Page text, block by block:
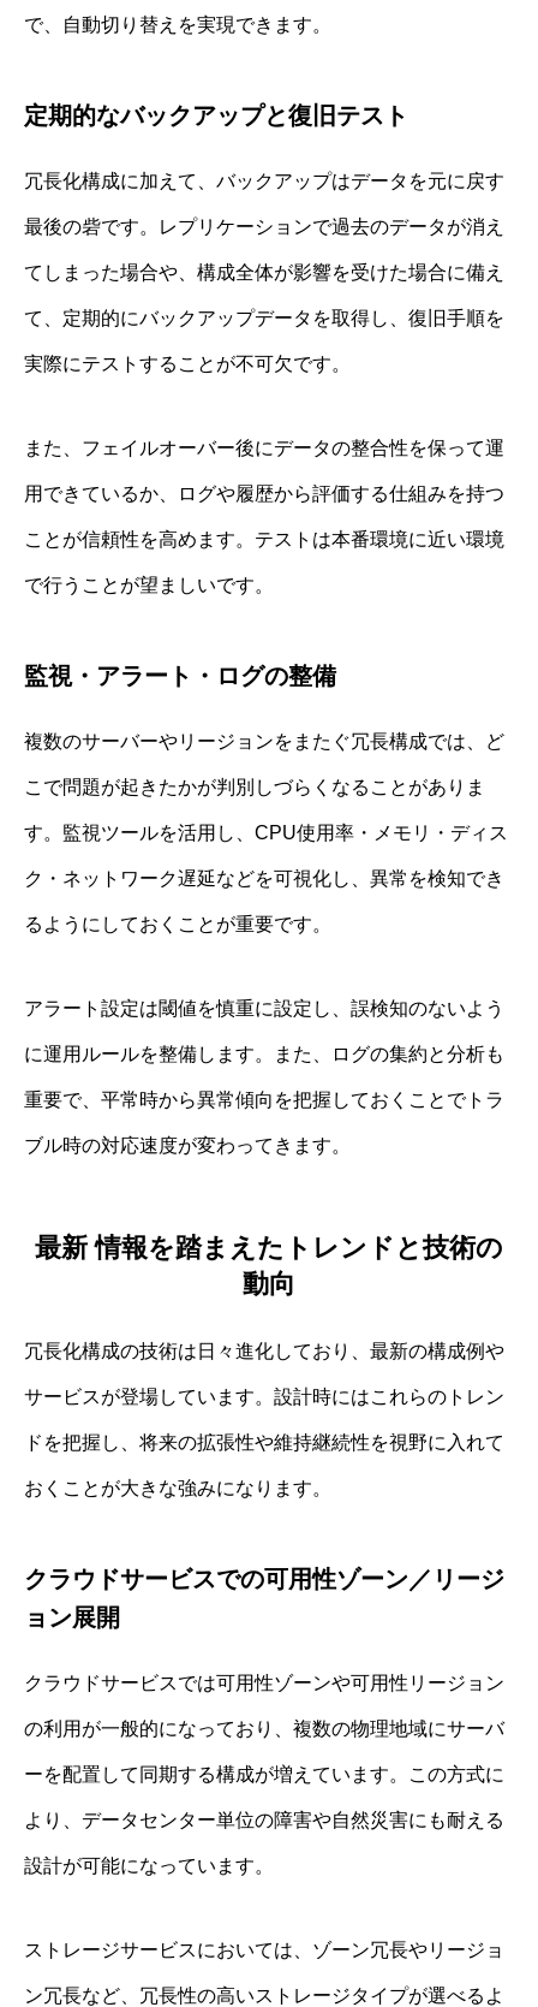
で、自動切り替えを実現できます。
定期的なバックアップと復旧テスト
冗長化構成に加えて、バックアップはデータを元に戻す
最後の砦です。レプリケーションで過去のデータが消え
てしまった場合や、構成全体が影響を受けた場合に備え
て、定期的にバックアップデータを取得し、復旧手順を
実際にテストすることが不可欠です。
また、フェイルオーバー後にデータの整合性を保って運
用できているか、ログや履歴から評価する仕組みを持つ
ことが信頼性を高めます。テストは本番環境に近い環境
で行うことが望ましいです。
監視・アラート・ログの整備
複数のサーバーやリージョンをまたぐ冗長構成では、ど
こで問題が起きたかが判別しづらくなることがありま
す。監視ツールを活用し、CPU使用率・メモリ・ディス
ク・ネットワーク遅延などを可視化し、異常を検知でき
るようにしておくことが重要です。
アラート設定は閾値を慎重に設定し、誤検知のないよう
に運用ルールを整備します。また、ログの集約と分析も
重要で、平常時から異常傾向を把握しておくことでトラ
ブル時の対応速度が変わってきます。
最新 情報を踏まえたトレンドと技術の
動向
冗長化構成の技術は日々進化しており、最新の構成例や
サービスが登場しています。設計時にはこれらのトレン
ドを把握し、将来の拡張性や維持継続性を視野に入れて
おくことが大きな強みになります。
クラウドサービスでの可用性ゾーン／リージ
ョン展開
クラウドサービスでは可用性ゾーンや可用性リージョン
の利用が一般的になっており、複数の物理地域にサーバ
ーを配置して同期する構成が増えています。この方式に
より、データセンター単位の障害や自然災害にも耐える
設計が可能になっています。
ストレージサービスにおいては、ゾーン冗長やリージョ
ン冗長など、冗長性の高いストレージタイプが選べるよ